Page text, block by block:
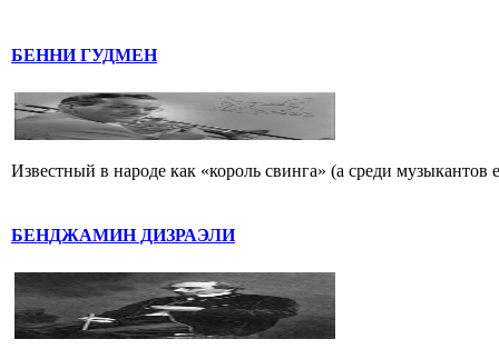
БЕННИ ГУДМЕН
Известный в народе как «король свинга» (а среди
БЕНДЖАМИН ДИЗРАЭЛИ